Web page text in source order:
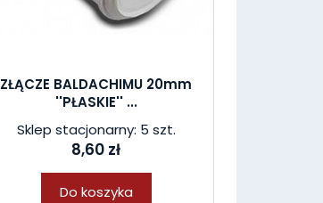
ZŁĄCZE BALDACHIMU 20mm
''PŁASKIE'' ...
Sklep stacjonarny: 5 szt.
8,60 zł
Do koszyka